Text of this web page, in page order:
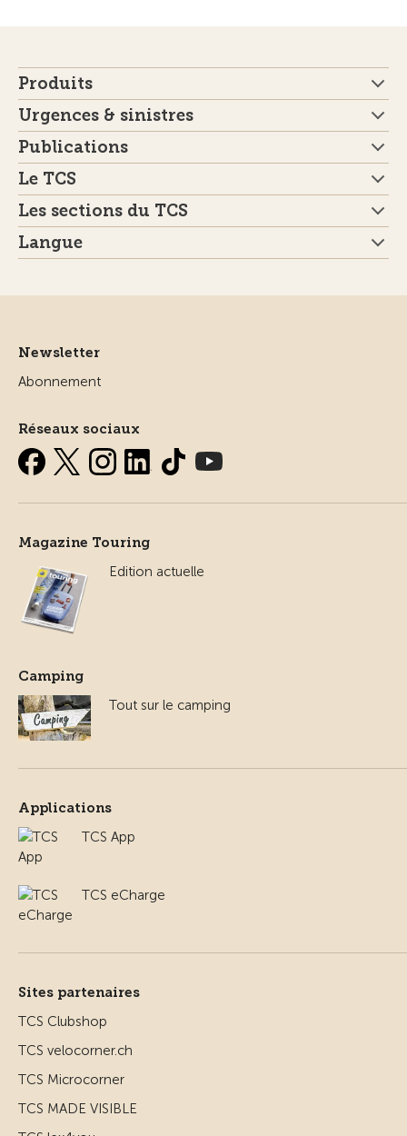
Produits
Urgences & sinistres
Publications
Le TCS
Les sections du TCS
Langue
Newsletter
Abonnement
Réseaux sociaux
Magazine Touring
Edition actuelle
Camping
Tout sur le camping
Applications
TCS App
TCS eCharge
Sites partenaires
TCS Clubshop
TCS velocorner.ch
TCS Microcorner
TCS MADE VISIBLE